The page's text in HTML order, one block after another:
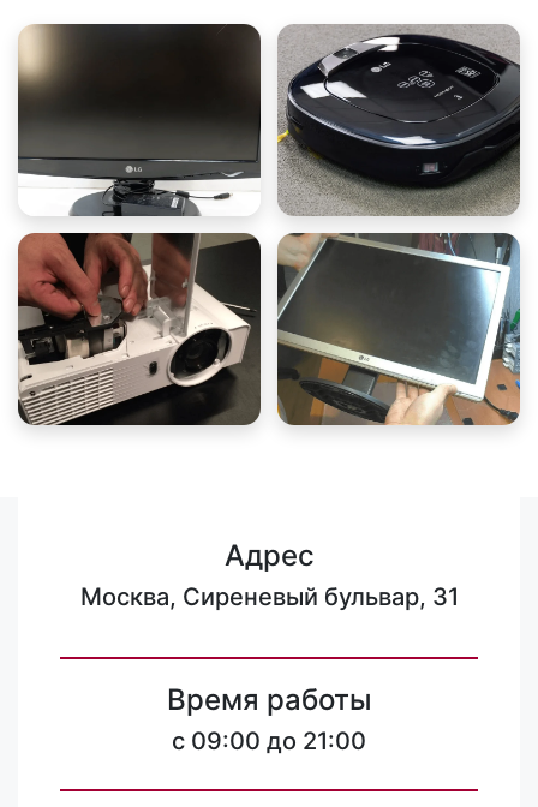
Адрес
Москва, Сиреневый бульвар, 31
Время работы
c 09:00 до 21:00